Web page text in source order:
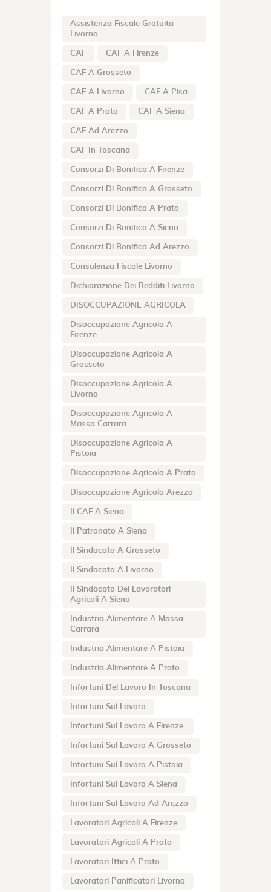
Assistenza Fiscale Gratuita
Livorno
CAF CAF A Firenze
CAF A Grosseto
CAF A Livorno CAF A Pisa
CAF A Prato CAF A Siena
CAF Ad Arezzo
CAF In Toscana
Consorzi Di Bonifica A Firenze
Consorzi Di Bonifica A Grosseto
Consorzi Di Bonifica A Prato
Consorzi Di Bonifica A Siena
Consorzi Di Bonifica Ad Arezzo
Consulenza Fiscale Livorno
Dichiarazione Dei Redditi Livorno
DISOCCUPAZIONE AGRICOLA
Disoccupazione Agricola A
Firenze
Disoccupazione Agricola A
Grosseto
Disoccupazione Agricola A
Livorno
Disoccupazione Agricola A
Massa Carrara
Disoccupazione Agricola A
Pistoia
Disoccupazione Agricola A Prato
Disoccupazione Agricola Arezzo
Il CAF A Siena
Il Patronato A Siena
Il Sindacato A Grosseto
Il Sindacato A Livorno
Il Sindacato Dei Lavoratori
Agricoli A Siena
Industria Alimentare A Massa
Carrara
Industria Alimentare A Pistoia
Industria Alimentare A Prato
Infortuni Del Lavoro In Toscana
Infortuni Sul Lavoro
Infortuni Sul Lavoro A Firenze.
Infortuni Sul Lavoro A Grosseto
Infortuni Sul Lavoro A Pistoia
Infortuni Sul Lavoro A Siena
Infortuni Sul Lavoro Ad Arezzo
Lavoratori Agricoli A Firenze
Lavoratori Agricoli A Prato
Lavoratori Ittici A Prato
Lavoratori Panificatori Livorno